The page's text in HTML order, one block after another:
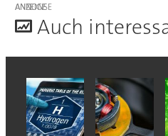
ANZEIGE
Auch